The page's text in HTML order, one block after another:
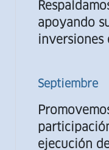
apoyando
inversiones
Septiembre
ejecución